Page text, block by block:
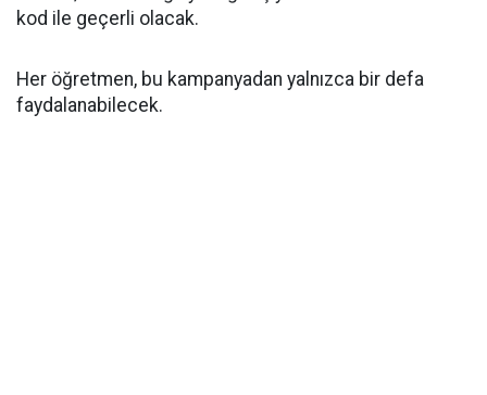
kod ile geçerli olacak.
Her öğretmen, bu kampanyadan yalnızca bir defa
faydalanabilecek.